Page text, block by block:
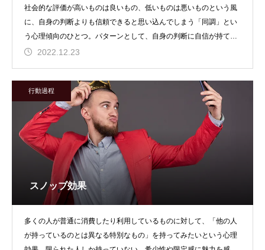
社会的な評価が高いものは良いもの、低いものは悪いものという風
に、自身の判断よりも信頼できると思い込んでしまう「同調」とい
う心理傾向のひとつ。パターンとして、自身の判断に自信が持てな
い場合や、自身と同じ
2022.12.23
行動過程
スノッブ効果
多くの人が普通に消費したり利用しているものに対して、「他の人
が持っているのとは異なる特別なもの」を持ってみたいという心理